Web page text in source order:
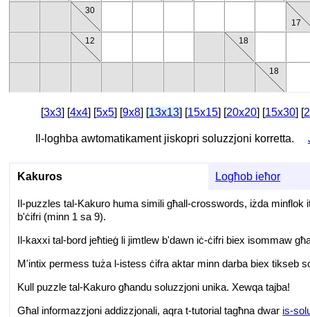
30
17
12
18
18
[3x3] [4x4] [5x5] [9x8] [13x13] [15x15] [20x20] [15x30] [
Il-loghba awtomatikament jiskopri soluzzjoni korretta.
Kakuros Logħob ieħor
Il-puzzles tal-Kakuro huma simili għall-crosswords, iżda minflok
b'ċifri (minn 1 sa 9).
Il-kaxxi tal-bord jeħtieġ li jimtlew b'dawn iċ-ċifri biex isommaw
M'intix permess tuża l-istess ċifra aktar minn darba biex tikseb
Kull puzzle tal-Kakuro għandu soluzzjoni unika. Xewqa tajba!
Għal informazzjoni addizzjonali, aqra t-tutorial tagħna dwar is-